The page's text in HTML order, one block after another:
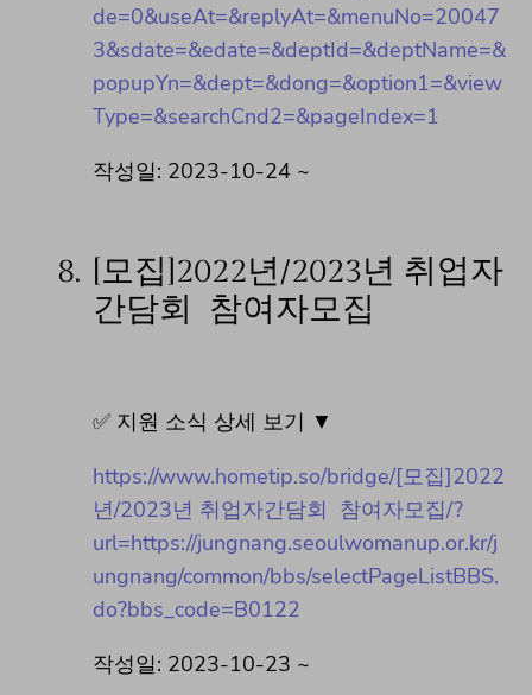
de=0&useAt=&replyAt=&menuNo=20047
3&sdate=&edate=&deptId=&deptName=&
popupYn=&dept=&dong=&option1=&view
Type=&searchCnd2=&pageIndex=1
작성일: 2023-10-24 ~
8.
[모집]2022년/2023년 취업자
간담회 참여자모집
✅ 지원 소식 상세 보기 ▼
https://www.hometip.so/bridge/[모집]2022
년/2023년 취업자간담회 참여자모집/?
url=https://jungnang.seoulwomanup.or.kr/j
ungnang/common/bbs/selectPageListBBS.
do?bbs_code=B0122
작성일: 2023-10-23 ~